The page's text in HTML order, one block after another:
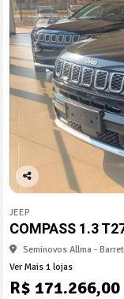
Co
arti
lhe
JEEP
COMPASS 1.3
Seminovos Allma -
Ver Mais 1 lojas
R$ 171.266,00